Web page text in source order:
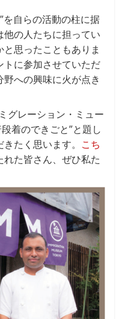
を自らの活動の柱に据
他の人たちに担ってい
思ったこともありま
に参加させていただ
への興味に火が点き
グレーション・ミュー
着のできごと”と題し
たく思います。 こち
た皆さん、ぜひ私た